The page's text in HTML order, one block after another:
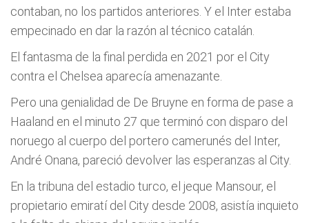
contaban, no los partidos anteriores. Y el Inter estaba
empecinado en dar la razón al técnico catalán.
El fantasma de la final perdida en 2021 por el City
contra el Chelsea aparecía amenazante.
Pero una genialidad de De Bruyne en forma de pase a
Haaland en el minuto 27 que terminó con disparo del
noruego al cuerpo del portero camerunés del Inter,
André Onana, pareció devolver las esperanzas al City.
En la tribuna del estadio turco, el jeque Mansour, el
propietario emiratí del City desde 2008, asistía inquieto